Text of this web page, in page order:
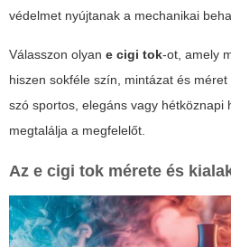
védelmet nyújtanak a mechanikai
Válasszon olyan e cigi tok-ot, amely
hiszen sokféle szín, mintázat és
szó sportos, elegáns vagy hétköznapi
megtalálja a megfelelőt.
Az e cigi tok mérete és